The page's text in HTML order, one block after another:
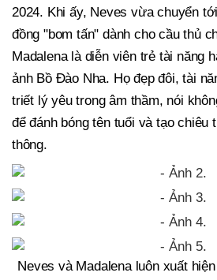
2024. Khi ấy, Neves vừa chuyển
đồng "bom tấn" dành cho cầu thủ
Madalena là diễn viên trẻ tài năng
ảnh Bồ Đào Nha. Họ đẹp đôi, tài
triết lý yêu trong âm thầm, nói
để đánh bóng tên tuổi và tạo chiêu
thông.
Neves và Madalena luôn xuất